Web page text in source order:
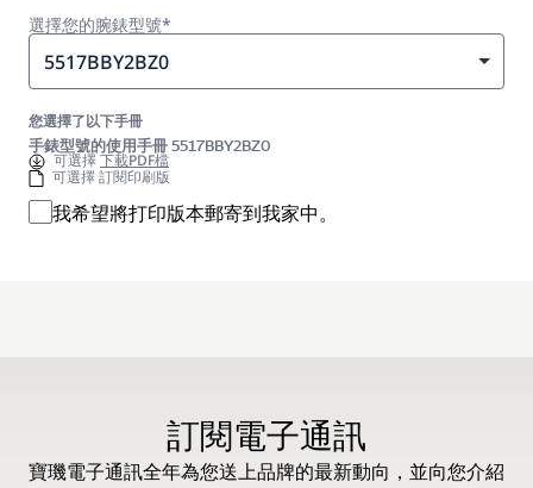
選擇您的腕錶型號*
5517BBY2BZ0
您選擇了以下手冊
手錶型號的使用手冊 5517BBY2BZ0
可選擇下載PDF檔
可選擇 訂閱印刷版
我希望將打印版本郵寄到我家中。
訂閱電子通訊
寶璣電子通訊全年為您送上品牌的最新動向，並向您介紹